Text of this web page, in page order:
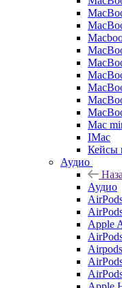
Mac
IMac
Кейсы
Аудио
Аудио
Apple